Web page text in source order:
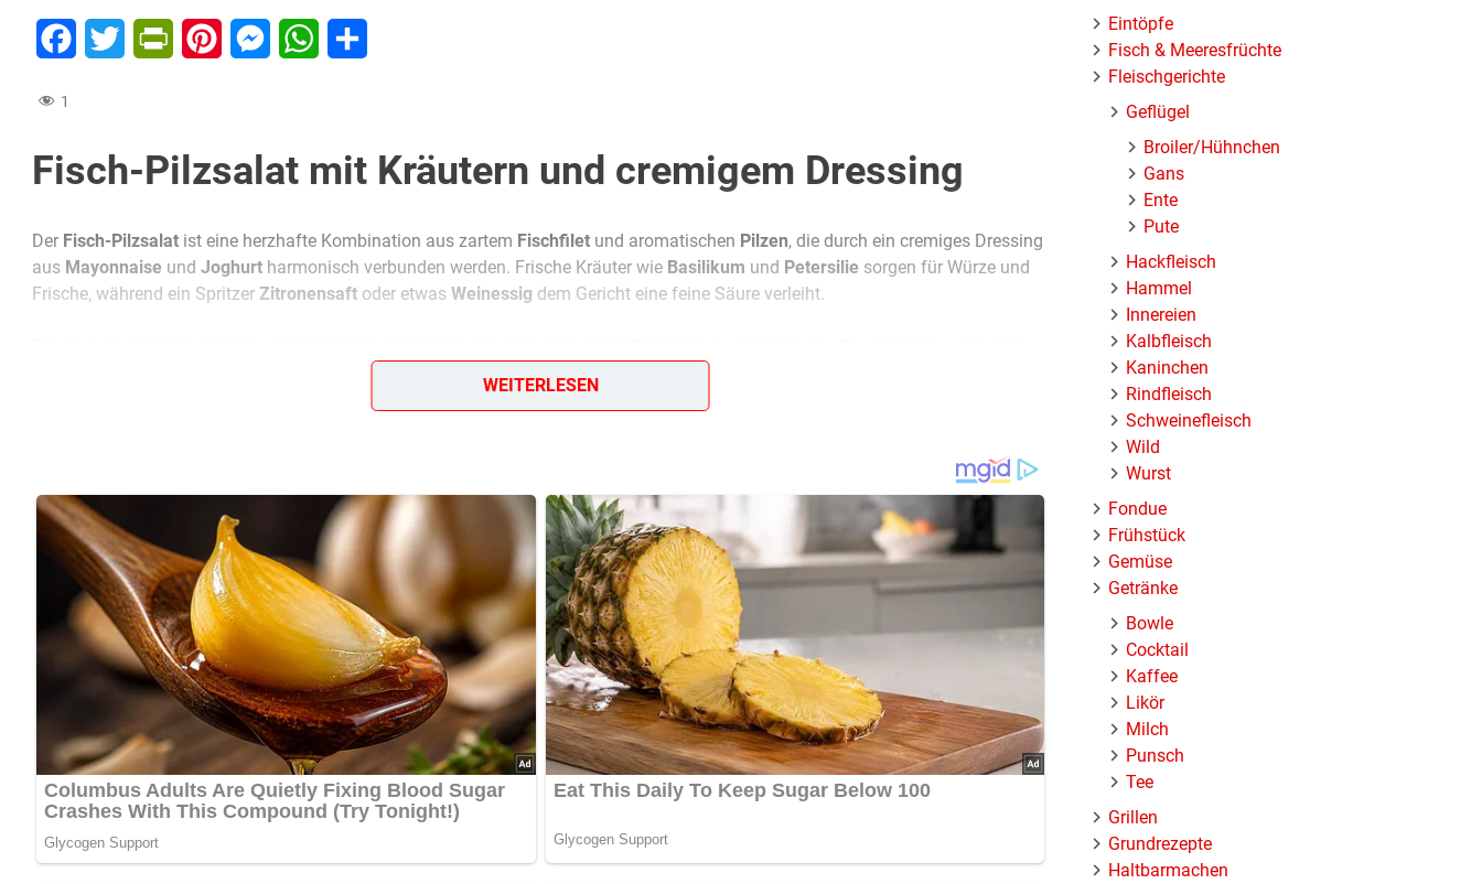
FacebookTwitter PrintFriendly
PinterestMessengerWhatsApp
1
Fisch-Pilzsalat mit Kräutern und cremigem Dressing
Der Fisch-Pilzsalatist eine herzhafte Kombination aus zartem Fischfiletund aromatischen Pilzen, die durch ein cremiges Dressing
aus Mayonnaise und Joghurtharmonisch verbunden werden. Frische Kräuter wie Basilikum und Petersilie sorgen für Würze und
Frische, während ein Spritzer Zitronensaftoder etwas Weinessig dem Gericht eine feine Säure verleiht.
werden. Dadurch entsteht ein reichhaltiger, aber dennoch leichter Salat, der sich perfekt als
sowie frischer Petersilie
Kalorien pro Portion:
ca. 260 kcal
Zubereitungszeit:ca. 35 Minuten
WEITERLESEN
Eintöpfe
Fisch & Meeresfrüchte
Fleischgerichte
Geflügel
Broiler/Hühnchen
Gans
Ente
Pute
Hackfleisch
Hammel
Innereien
Kalbfleisch
Kaninchen
Rindfleisch
Schweinefleisch
Wild
Wurst
Fondue
Frühstück
Gemüse
Getränke
Bowle
Cocktail
Kaffee
Likör
Milch
Punsch
Tee
Grillen
Grundrezepte
Haltbarmachen